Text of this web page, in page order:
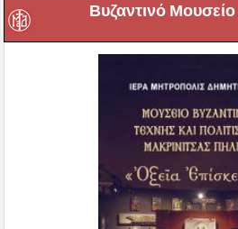
Βυζαντινό